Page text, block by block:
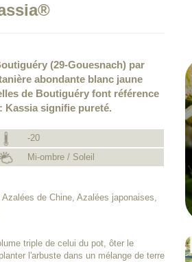
(29-Gouesnach) par
abondante blanc jaune
de Boutiguéry font référence
Kassia signifie pureté.
-20
Mi-ombre / Soleil
de Chine, Azalées japonaises,
triple de celui du pot, ôter le
l'arbuste dans un mélange de terre